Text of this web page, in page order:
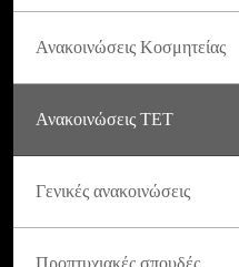
Ανακοινώσεις Κοσμητείας
Ανακοινώσεις ΤΕΤ
Γενικές ανακοινώσεις
Προπτυχιακές σπουδές